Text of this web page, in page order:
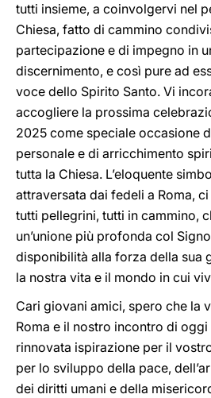
tutti insieme, a coinvolgervi nel
Chiesa, fatto di cammino
partecipazione e di impegno in
discernimento, e così pure ad
voce dello Spirito Santo. Vi
accogliere la prossima
2025 come speciale occasione
personale e di arricchimento
tutta la Chiesa. L’eloquente
attraversata dai fedeli a Roma,
tutti pellegrini, tutti in cammino,
un’unione più profonda col
disponibilità alla forza della sua
la nostra vita e il mondo in cui
Cari giovani amici, spero che la
Roma e il nostro incontro di
rinnovata ispirazione per il
per lo sviluppo della pace,
dei diritti umani e della